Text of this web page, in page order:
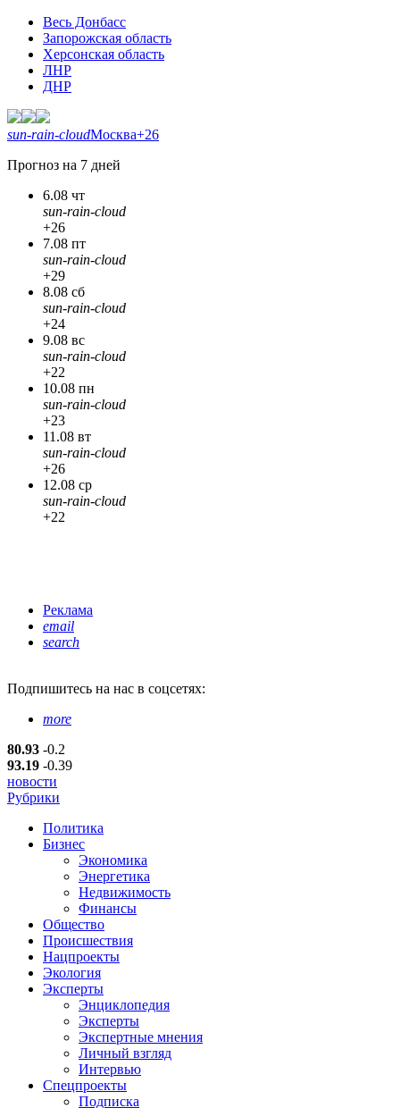
Весь Донбасс
Запорожская область
Херсонская область
ЛНР
ДНР
sun-rain-cloudМосква+26
Прогноз на 7 дней
6.08 чт
sun-rain-cloud
+26
7.08 пт
sun-rain-cloud
+29
8.08 сб
sun-rain-cloud
+24
9.08 вс
sun-rain-cloud
+22
10.08 пн
sun-rain-cloud
+23
11.08 вт
sun-rain-cloud
+26
12.08 ср
sun-rain-cloud
+22
Реклама
email
search
Подпишитесь на нас в соцсетях:
more
80.93 -0.2
93.19 -0.39
новости
Рубрики
Политика
Бизнес
Экономика
Энергетика
Недвижимость
Финансы
Общество
Происшествия
Нацпроекты
Экология
Эксперты
Энциклопедия
Эксперты
Экспертные мнения
Личный взгляд
Интервью
Спецпроекты
Подписка